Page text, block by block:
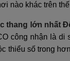
nào khác trên
thang lớn nhất
công nhận là
thiểu số trong